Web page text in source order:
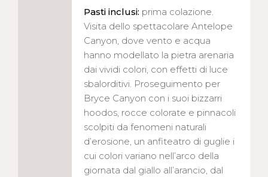
Pasti inclusi: prima colazione.
Visita dello spettacolare Antelope
Canyon, dove vento e acqua
hanno modellato la pietra arenaria
dai vividi colori, con effetti di luce
sbalorditivi. Proseguimento per
Bryce Canyon con i suoi bizzarri
hoodos, rocce colorate e pinnacoli
scolpiti da fenomeni naturali
d’erosione, un anfiteatro di guglie i
cui colori variano nell’arco della
giornata dal giallo all’arancio, dal